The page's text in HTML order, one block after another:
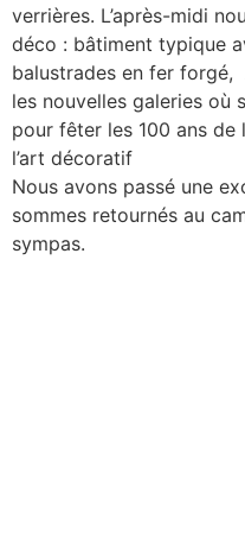
verrières. L’après-midi
déco : bâtiment typique
balustrades en fer forgé,
les nouvelles galeries où
pour fêter les 100 ans de
l’art décoratif
Nous avons passé une
sommes retournés au
sympas.